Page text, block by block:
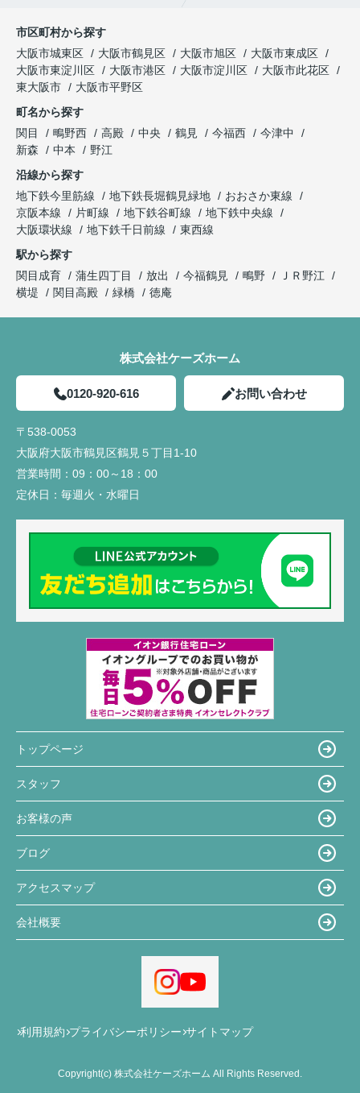
市区町村から探す
大阪市城東区
大阪市鶴見区 大阪市旭区
大阪市東成区
大阪市東淀川区
大阪市港区 大阪市淀川区
大阪市此花区
東大阪市
大阪市平野区
町名から探す
関目
鴫野西 高殿 中央 鶴見 今福西
今津中
新森
中本
野江
沿線から探す
地下鉄今里筋線
地下鉄長堀鶴見緑地
おおさか東線
京阪本線
片町線 地下鉄谷町線
地下鉄中央線
大阪環状線
地下鉄千日前線
東西線
駅から探す
関目成育
蒲生四丁目 放出 今福鶴見 鴫野
ＪＲ野江
横堤
関目高殿 緑橋 徳庵
株式会社ケーズホーム
0120-920-616 お問い合わせ
〒538-0053
大阪府大阪市鶴見区鶴見５丁目1-10
営業時間： 09：00～18：00
定休日： 毎週火・水曜日
トップページ
スタッフ
お客様の声
ブログ
アクセスマップ
会社概要
利用規約 プライバシーポリシー サイトマップ
Copyright(c) 株式会社ケーズホーム All Rights Reserved.